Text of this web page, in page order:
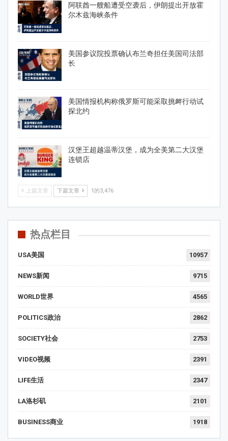
阿联酋一艘船遭受空袭后，伊朗提出开放霍
尔木兹海峡条件
美国参议院投票确认布兰奇担任美国司法部
长
美国情报机构称俄罗斯可能采取挑衅行动试
探北约
汉堡王超越温蒂汉堡，成为全美第二大汉堡
连锁店
上篇文章 下篇文章 1的3,476
热点栏目
USA美国 10957
NEWS新闻 9715
WORLD世界 4565
POLITICS政治 2862
SOCIETY社会 2753
VIDEO视频 2391
LIFE生活 2347
LA洛杉矶 2101
BUSINESS商业 1918